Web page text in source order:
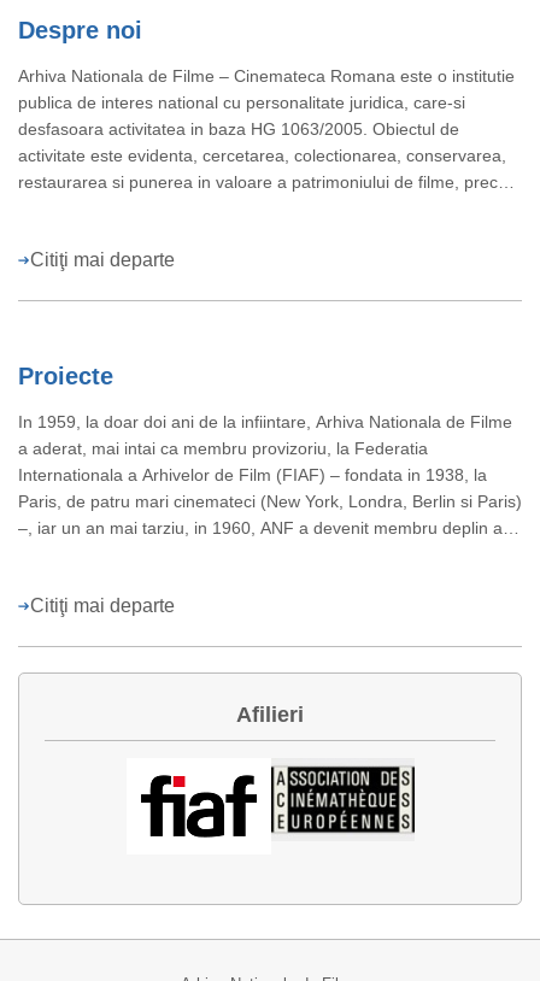
Despre noi
Arhiva Nationala de Filme – Cinemateca Romana este o institutie
publica de interes national cu personalitate juridica, care-si
desfasoara activitatea in baza HG 1063/2005. Obiectul de
activitate este evidenta, cercetarea, colectionarea, conservarea,
restaurarea si punerea in valoare a patrimoniului de filme, precum
Georgescu) si Union (Paul Călinescu) din Bucuresti.
Citiţi mai departe
Proiecte
In 1959, la doar doi ani de la infiintare, Arhiva Nationala de Filme
a aderat, mai intai ca membru provizoriu, la Federatia
Internationala a Arhivelor de Film (FIAF) – fondata in 1938, la
Paris, de patru mari cinemateci (New York, Londra, Berlin si Paris)
–, iar un an mai tarziu, in 1960, ANF a devenit membru deplin al
Citiţi mai departe
Afilieri